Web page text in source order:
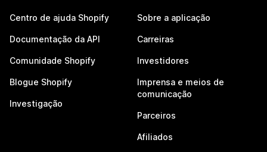
Centro de ajuda Shopify
Documentação da API
Comunidade Shopify
Blogue Shopify
Investigação
Sobre a aplicação
Carreiras
Investidores
Imprensa e meios de
comunicação
Parceiros
Afiliados